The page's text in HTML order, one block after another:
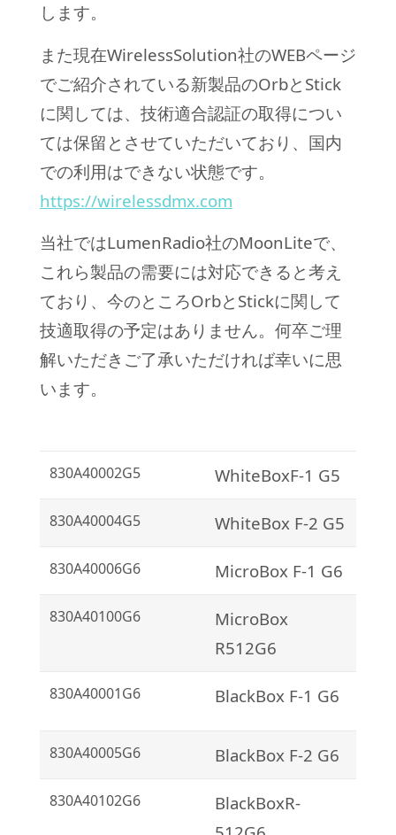
します。
また現在WirelessSolution社のWEBページ
でご紹介されている新製品のOrbとStick
に関しては、技術適合認証の取得につい
ては保留とさせていただいており、国内
での利用はできない状態です。
https://wirelessdmx.com
当社ではLumenRadio社のMoonLiteで、
これら製品の需要には対応できると考え
ており、今のところOrbとStickに関して
技適取得の予定はありません。何卒ご理
解いただきご了承いただければ幸いに思
います。
830A40002G5 WhiteBoxF-1 G5
830A40004G5 WhiteBox F-2 G5
830A40006G6 MicroBox F-1 G6
830A40100G6
MicroBox
R512G6
830A40001G6 BlackBox F-1 G6
830A40005G6 BlackBox F-2 G6
830A40102G6
BlackBoxR-